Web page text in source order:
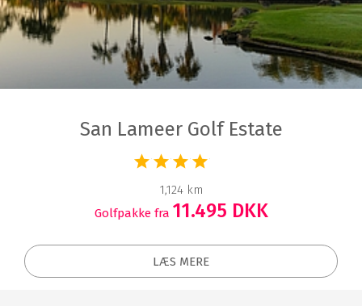
San Lameer Golf Estate
1,124 km
Golfpakke fra 11.495 DKK
LÆS MERE